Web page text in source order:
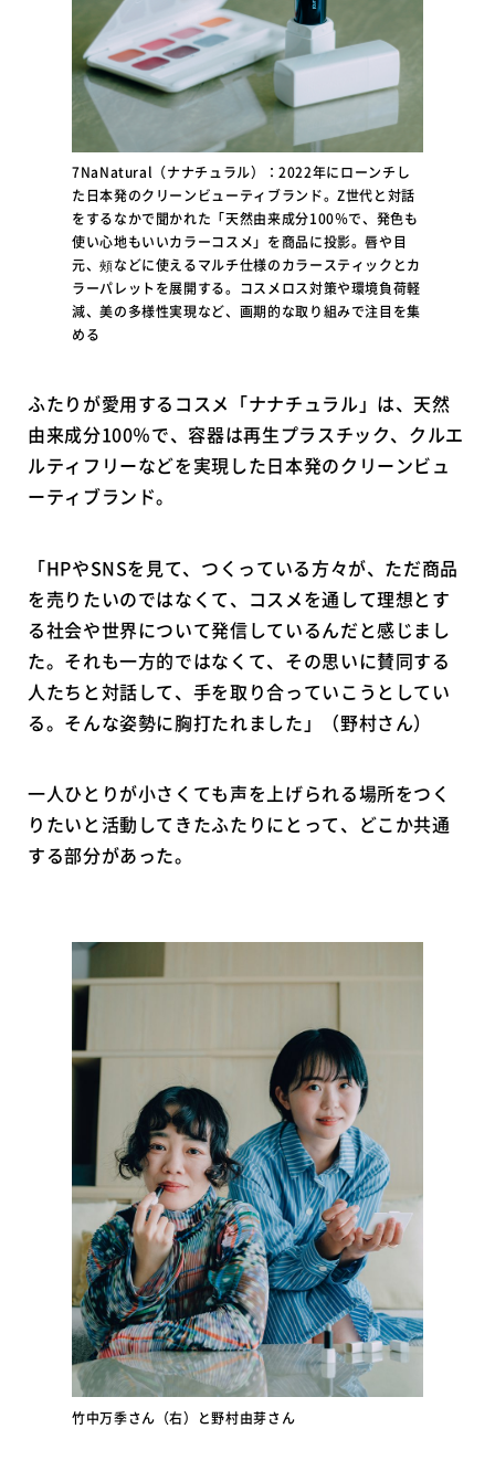
7NaNatural（ナナチュラル）：2022年にローンチし
た日本発のクリーンビューティブランド。Z世代と対話
をするなかで聞かれた「天然由来成分100％で、発色も
使い心地もいいカラーコスメ」を商品に投影。唇や目
元、頰などに使えるマルチ仕様のカラースティックとカ
ラーパレットを展開する。コスメロス対策や環境負荷軽
減、美の多様性実現など、画期的な取り組みで注目を集
める
ふたりが愛用するコスメ「ナナチュラル」は、天然
由来成分100％で、容器は再生プラスチック、クルエ
ルティフリーなどを実現した日本発のクリーンビュ
ーティブランド。
「HPやSNSを見て、つくっている方々が、ただ商品
を売りたいのではなくて、コスメを通して理想とす
る社会や世界について発信しているんだと感じまし
た。それも一方的ではなくて、その思いに賛同する
人たちと対話して、手を取り合っていこうとしてい
る。そんな姿勢に胸打たれました」（野村さん）
一人ひとりが小さくても声を上げられる場所をつく
りたいと活動してきたふたりにとって、どこか共通
する部分があった。
竹中万季さん（右）と野村由芽さん